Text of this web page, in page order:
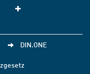
DIN.ONE